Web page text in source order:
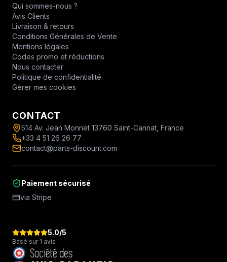
Qui sommes-nous ?
Avis Clients
Livraison & retours
Conditions Générales de Vente
Mentions légales
Codes promo et réductions
Nous contacter
Politique de confidentialité
Gérer mes cookies
CONTACT
514 Av. Jean Monnet 13760 Saint-Cannat, France
+33 4 51 26 26 77
contact@parts-discount.com
Paiement sécurisé
via Stripe
5.0/5
Basé sur 1 avis